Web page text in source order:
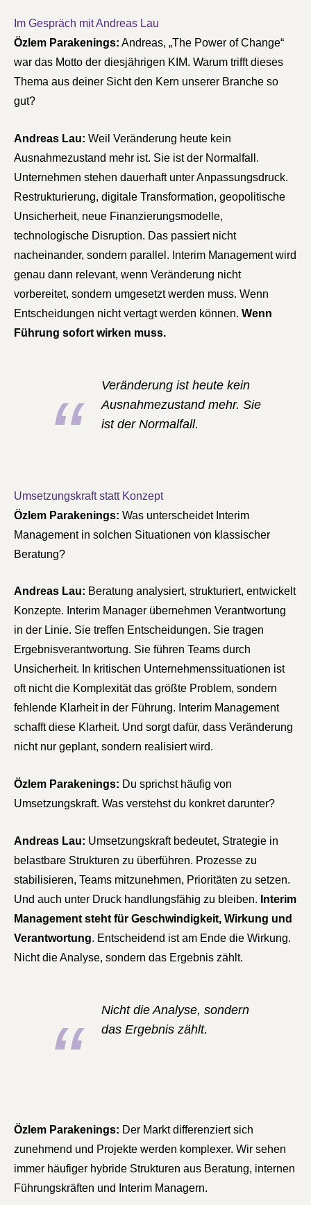
Im Gespräch mit Andreas Lau
Özlem Parakenings: Andreas, „The Power of Change“
war das Motto der diesjährigen KIM. Warum trifft dieses
Thema aus deiner Sicht den Kern unserer Branche so
gut?
Andreas Lau: Weil Veränderung heute kein
Ausnahmezustand mehr ist. Sie ist der Normalfall.
Unternehmen stehen dauerhaft unter Anpassungsdruck.
Restrukturierung, digitale Transformation, geopolitische
Unsicherheit, neue Finanzierungsmodelle,
technologische Disruption. Das passiert nicht
nacheinander, sondern parallel. Interim Management wird
genau dann relevant, wenn Veränderung nicht
vorbereitet, sondern umgesetzt werden muss. Wenn
Entscheidungen nicht vertagt werden können. Wenn
Führung sofort wirken muss.
Veränderung ist heute kein
Ausnahmezustand mehr. Sie
ist der Normalfall.
Umsetzungskraft statt Konzept
Özlem Parakenings: Was unterscheidet Interim
Management in solchen Situationen von klassischer
Beratung?
Andreas Lau: Beratung analysiert, strukturiert, entwickelt
Konzepte. Interim Manager übernehmen Verantwortung
in der Linie. Sie treffen Entscheidungen. Sie tragen
Ergebnisverantwortung. Sie führen Teams durch
Unsicherheit. In kritischen Unternehmenssituationen ist
oft nicht die Komplexität das größte Problem, sondern
fehlende Klarheit in der Führung. Interim Management
schafft diese Klarheit. Und sorgt dafür, dass Veränderung
nicht nur geplant, sondern realisiert wird.
Özlem Parakenings: Du sprichst häufig von
Umsetzungskraft. Was verstehst du konkret darunter?
Andreas Lau: Umsetzungskraft bedeutet, Strategie in
belastbare Strukturen zu überführen. Prozesse zu
stabilisieren, Teams mitzunehmen, Prioritäten zu setzen.
Und auch unter Druck handlungsfähig zu bleiben. Interim
Management steht für Geschwindigkeit, Wirkung und
Verantwortung. Entscheidend ist am Ende die Wirkung.
Nicht die Analyse, sondern das Ergebnis zählt.
Nicht die Analyse, sondern
das Ergebnis zählt.
Özlem Parakenings: Der Markt differenziert sich
zunehmend und Projekte werden komplexer. Wir sehen
immer häufiger hybride Strukturen aus Beratung, internen
Führungskräften und Interim Managern.